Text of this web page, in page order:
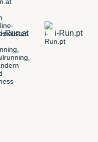
i-Run.at i-Run.pt